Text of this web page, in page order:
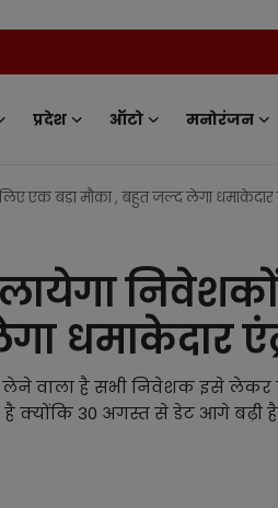
प्रदेश ऑटो मनोरंजन
एक बड़ा मौका , बहुत जल्द लेगा धमाकेदार
धमाकेदार
लेने वाला है सभी निवेशक इसे लेकर
क्योंकि 30 अगस्त से डेट आगे बढ़ी